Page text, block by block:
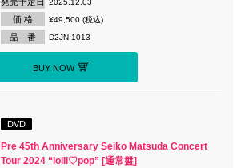
2025.12.03
価 格 ¥49,500 (税込)
品 番 D2JN-1013
BUY NOW
DVD
Pre 45th Anniversary Seiko Matsuda Concert
Tour 2024 “lolli♡pop” [通常盤]